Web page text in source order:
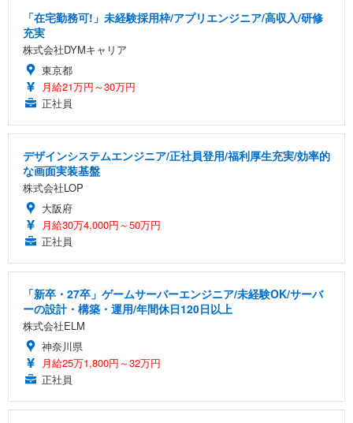
「在宅勤務可!」未経験採用枠/アプリエンジニア/高収入/研修
充実
株式会社DYMキャリア
東京都
月給21万円～30万円
正社員
デザインシステムエンジニア/正社員登用/福利厚生充実/効率的
な画面実装基盤
株式会社LOP
大阪府
月給30万4,000円～50万円
正社員
「新卒・27卒」ゲームサーバーエンジニア/未経験OK/サーバ
ーの設計・構築・運用/年間休日120日以上
株式会社ELM
神奈川県
月給25万1,800円～32万円
正社員